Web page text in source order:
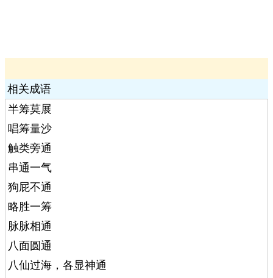
相关成语
半筹莫展
唱筹量沙
触类旁通
串通一气
狗屁不通
略胜一筹
脉脉相通
八面圆通
八仙过海，各显神通